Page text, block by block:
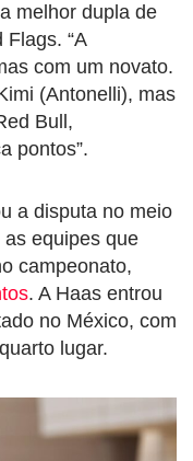
melhor dupla de
Flags. “A
com um novato.
(Antonelli), mas
Bull,
pontos”.
a disputa no meio
equipes que
campeonato,
. A Haas entrou
no México, com
lugar.